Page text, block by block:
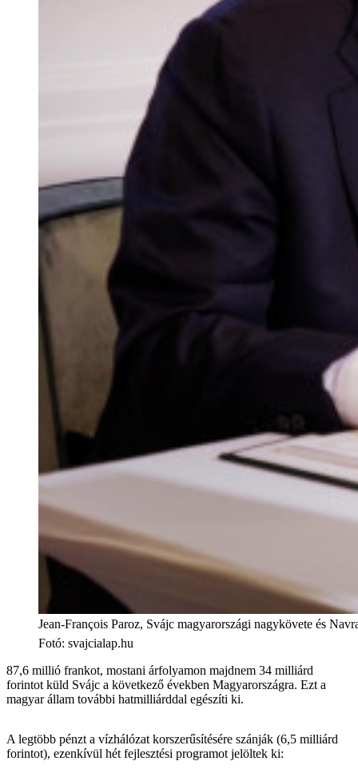
Jean-François Paroz, Svájc magyarországi nagykövete és
Fotó: svajcialap.hu
87,6 millió frankot, mostani árfolyamon majdnem 34 milliárd
forintot küld Svájc a következő években Magyarországra. Ezt a
magyar állam további hatmilliárddal egészíti ki.
A legtöbb pénzt a vízhálózat korszerűsítésére szánják (6,5 milliárd
forintot), ezenkívül hét fejlesztési programot jelöltek ki: